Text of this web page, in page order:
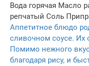
Вода горячая Масло
репчатый Соль
Аппетитное блюдо
сливочном соусе. Их
Помимо нежного
благодаря рису, и